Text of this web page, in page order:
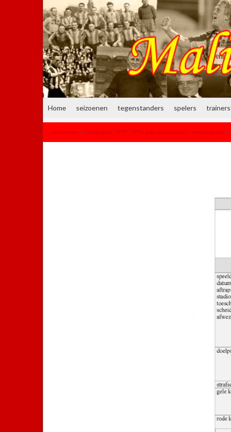
Home seizoenen tegenstanders spelers trainers
seizoenen > competitie 1995-1996: eerste nationale, tiende plaats >